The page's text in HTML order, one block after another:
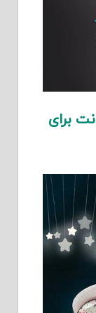
برای